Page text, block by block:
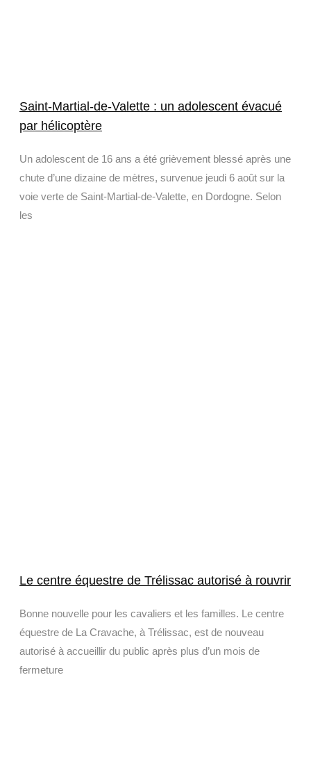
Saint-Martial-de-Valette : un adolescent évacué
par hélicoptère
Un adolescent de 16 ans a été grièvement blessé après une
chute d’une dizaine de mètres, survenue jeudi 6 août sur la
voie verte de Saint-Martial-de-Valette, en Dordogne. Selon
les
Le centre équestre de Trélissac autorisé à rouvrir
Bonne nouvelle pour les cavaliers et les familles. Le centre
équestre de La Cravache, à Trélissac, est de nouveau
autorisé à accueillir du public après plus d’un mois de
fermeture